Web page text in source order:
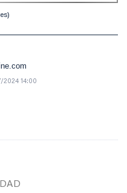
2024 14:00